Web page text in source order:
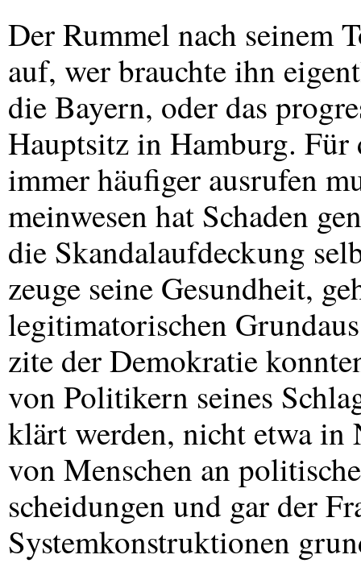
Der Rummel nach seinem
auf, wer brauchte ihn
die Bayern, oder das
Hauptsitz in Hamburg. Für
immer häufiger ausrufen
meinwesen hat Schaden
die Skandalaufdeckung
zeuge seine Gesundheit,
legitimatorischen
zite der Demokratie
von Politikern seines
klärt werden, nicht etwa in
von Menschen an
scheidungen und gar der
Systemkonstruktionen